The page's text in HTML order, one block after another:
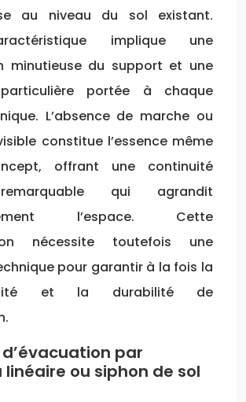
au niveau du sol existant.
implique une
minutieuse du support et une
portée à chaque
L’absence de marche ou
constitue l’essence même
offrant une continuité
qui agrandit
l’espace. Cette
nécessite toutefois une
pour garantir à la fois la
et la durabilité de
par
ou siphon de sol